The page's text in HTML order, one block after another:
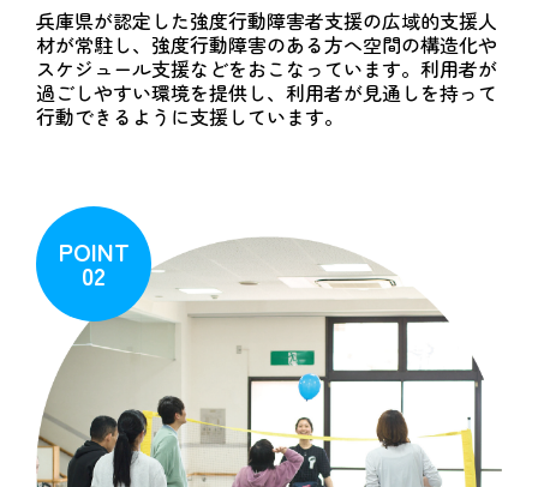
兵庫県が認定した強度行動障害者支援の広域的支援人
材が常駐し、強度行動障害のある方へ空間の構造化や
スケジュール支援などをおこなっています。利用者が
過ごしやすい環境を提供し、利用者が見通しを持って
行動できるように支援しています。
POINT
02